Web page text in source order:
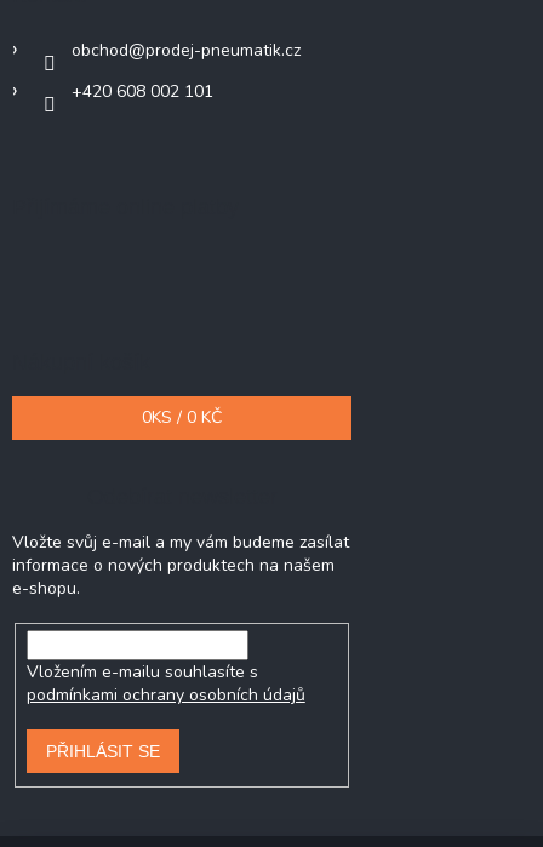
obchod@prodej-pneumatik.cz
+420 608 002 101
0KS / 0 KČ
Vložte svůj e-mail a my vám budeme zasílat
informace o nových produktech na našem
e-shopu.
Vložením e-mailu souhlasíte s
podmínkami ochrany osobních údajů
PŘIHLÁSIT SE